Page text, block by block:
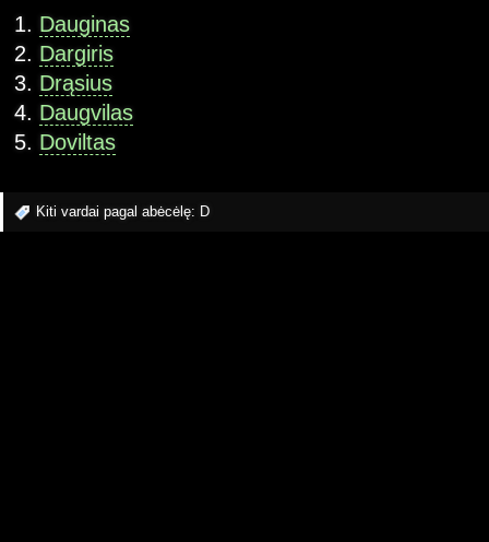
Dauginas
Dargiris
Drąsius
Daugvilas
Doviltas
Kiti vardai pagal abėcėlę: D